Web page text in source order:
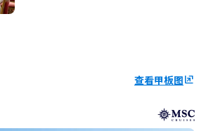
查看甲板图ungroup